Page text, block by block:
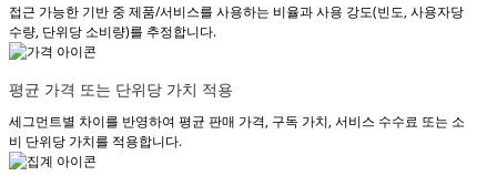
접근 가능한 기반 중 제품/서비스를 사용하는 비율과 사용 강도(빈도, 사용자당
수량, 단위당 소비량)를 추정합니다.
평균 가격 또는 단위당 가치 적용
세그먼트별 차이를 반영하여 평균 판매 가격, 구독 가치, 서비스 수수료 또는 소
비 단위당 가치를 적용합니다.